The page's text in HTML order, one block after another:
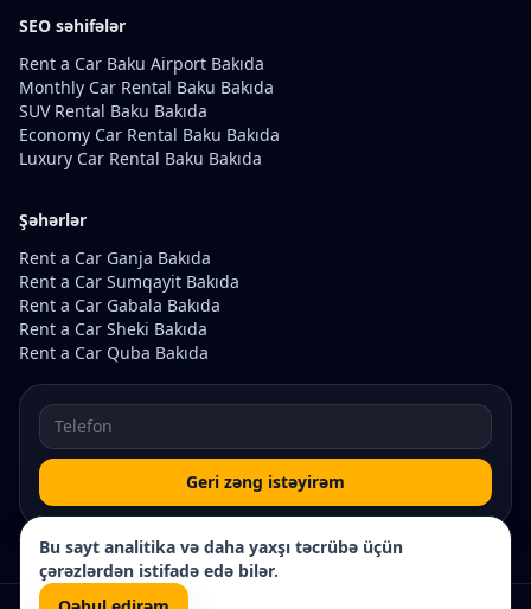
SEO səhifələr
Rent a Car Baku Airport Bakıda
Monthly Car Rental Baku Bakıda
SUV Rental Baku Bakıda
Economy Car Rental Baku Bakıda
Luxury Car Rental Baku Bakıda
Şəhərlər
Rent a Car Ganja Bakıda
Rent a Car Sumqayit Bakıda
Rent a Car Gabala Bakıda
Rent a Car Sheki Bakıda
Rent a Car Quba Bakıda
Geri zəng istəyirəm
Bu sayt analitika və daha yaxşı təcrübə üçün
çərəzlərdən istifadə edə bilər.